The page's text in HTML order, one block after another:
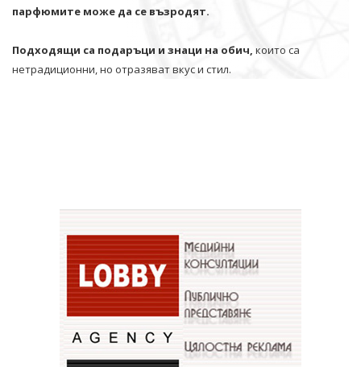
парфюмите може да се възродят.
Подходящи са подаръци и знаци на обич, които са
нетрадиционни, но отразяват вкус и стил.